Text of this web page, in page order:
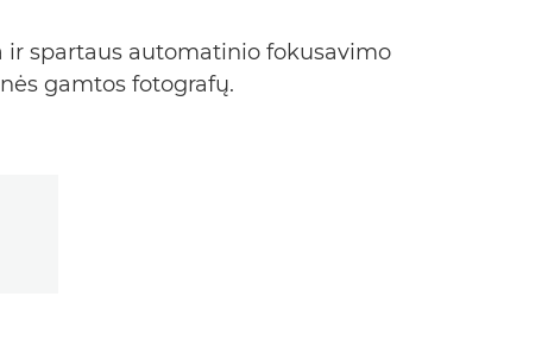
ir spartaus automatinio fokusavimo
gamtos fotografų.